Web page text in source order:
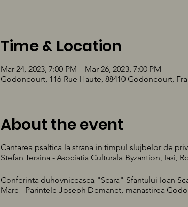
Time & Location
Mar 24, 2023, 7:00 PM – Mar 26, 2023, 7:00 PM
Godoncourt, 116 Rue Haute, 88410 Godoncourt,
About the event
Cantarea psaltica la strana in timpul slujbelor de
Stefan Tersina - Asociatia Culturala Byzantion, Iasi,
Conferinta duhovniceasca "Scara" Sfantului Ioan
Mare - Parintele Joseph Demanet, manastirea